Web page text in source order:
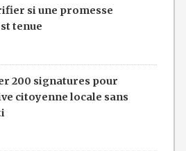
si une promesse
tenue
200 signatures pour
citoyenne locale sans